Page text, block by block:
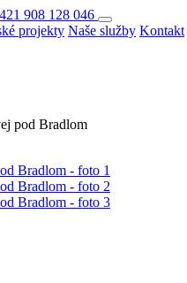
908 128 046
projekty Naše služby Kontakt
pod Bradlom